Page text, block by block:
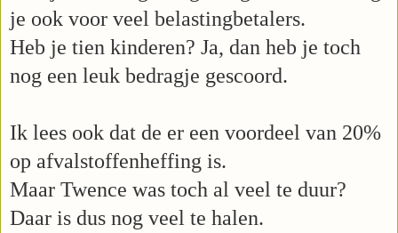
je ook voor veel belastingbetalers.
Heb je tien kinderen? Ja, dan heb je toch
nog een leuk bedragje gescoord.
Ik lees ook dat de er een voordeel van 20%
op afvalstoffenheffing is.
Maar Twence was toch al veel te duur?
Daar is dus nog veel te halen.